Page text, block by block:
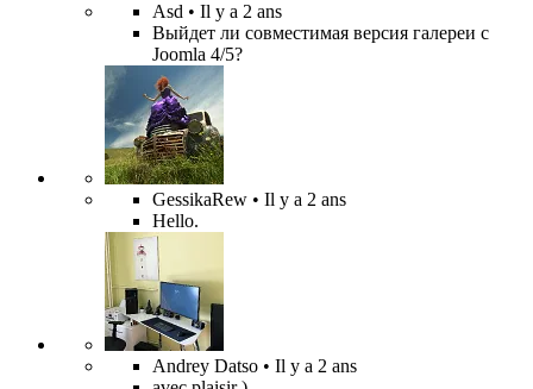
Asd • Il y a 2 ans
Выйдет ли совместимая версия галереи с
Joomla 4/5?
GessikaRew • Il y a 2 ans
Hello.
Andrey Datso • Il y a 2 ans